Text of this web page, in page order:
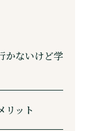
かないけど学
リット